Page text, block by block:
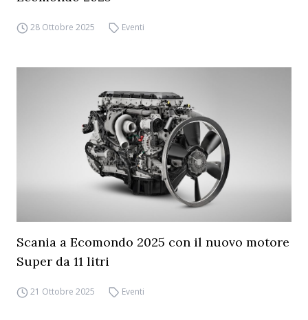
28 Ottobre 2025 Eventi
Scania a Ecomondo 2025 con il nuovo motore
Super da 11 litri
21 Ottobre 2025 Eventi